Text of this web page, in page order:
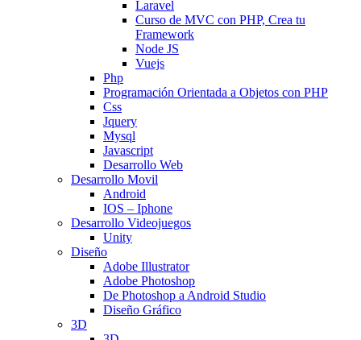
Laravel
Curso de MVC con PHP, Crea tu
Framework
Node JS
Vuejs
Php
Programación Orientada a Objetos con PHP
Css
Jquery
Mysql
Javascript
Desarrollo Web
Desarrollo Movil
Android
IOS – Iphone
Desarrollo Videojuegos
Unity
Diseño
Adobe Illustrator
Adobe Photoshop
De Photoshop a Android Studio
Diseño Gráfico
3D